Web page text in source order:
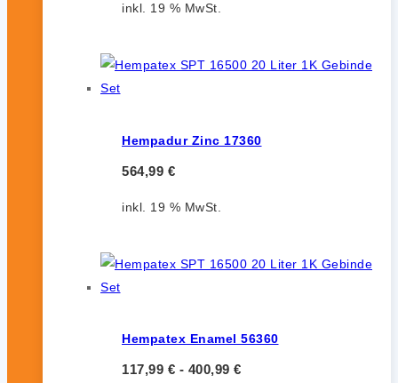
inkl. 19 % MwSt.
Hempadur Zinc 17360
564,99 €
inkl. 19 % MwSt.
Hempatex Enamel 56360
117,99 € - 400,99 €